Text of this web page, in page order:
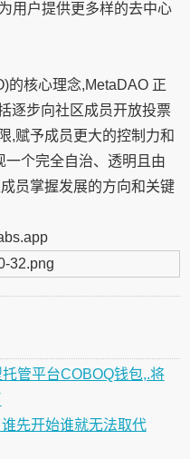
用户提供更多样的去中心
的核心理念,MetaDAO 正
逐步向社区成员开放投票
,赋予成员更大的控制力和
一个完全自治、透明且由
员掌握发展的方向和关键
管平台COBOQ钱包,.将
先开始谁就无法取代